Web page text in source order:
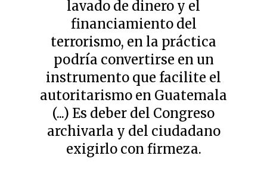
lavado de dinero y el
financiamiento del
terrorismo, en la práctica
podría convertirse en un
instrumento que facilite el
autoritarismo en Guatemala
(...) Es deber del Congreso
archivarla y del ciudadano
exigirlo con firmeza.